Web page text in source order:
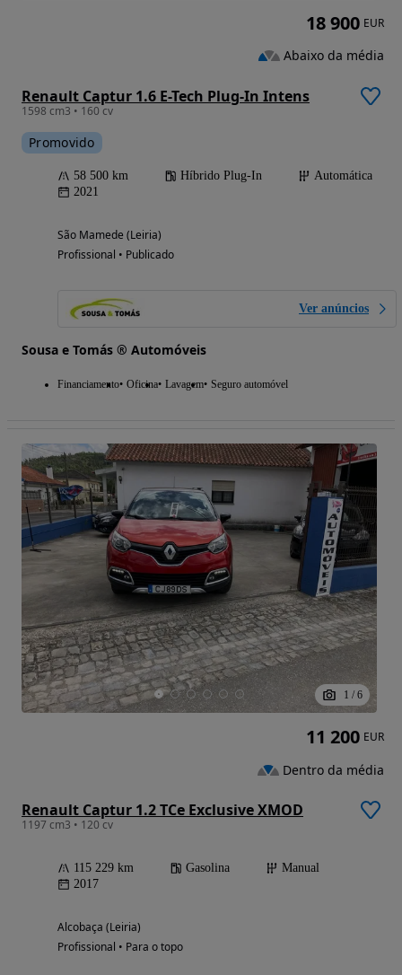
Renault Captur 1.6 E-Tech Plug-In Intens
1598 cm3 • 160 cv
Promovido
58 500 km Híbrido Plug-In
Automática
2021
São Mamede (Leiria)
Profissional • Publicado
Ver anúncios
Sousa e Tomás ® Automóveis
Financiamento Oficina Lavagem Seguro automóvel
18 900 EUR
Abaixo da média
1 / 6
Renault Captur 1.2 TCe Exclusive XMOD
1197 cm3 • 120 cv
115 229 km Gasolina
Manual
2017
Alcobaça (Leiria)
Profissional • Para o topo
11 200 EUR
Dentro da média